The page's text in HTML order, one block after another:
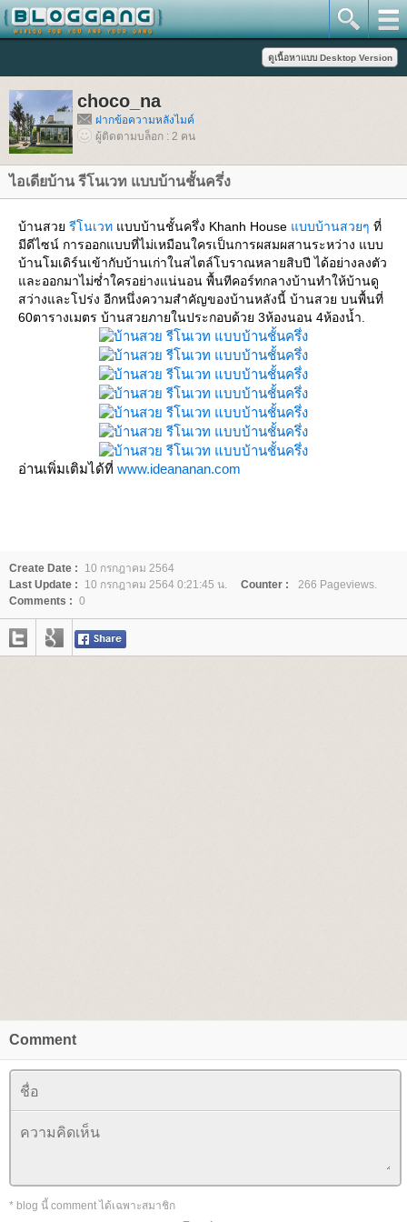
choco_na
ฝากข้อความหลังไมค์
ผู้ติดตามบล็อก : 2 คน
ไอเดียบ้าน รีโนเวท แบบบ้านชั้นครึ่ง
บ้านสว รีโนเวท บบบ้านชั้นครึ่ง Khanh House บบบ้านสวยๆ ที่
มีดีไซน์ การออกแบบที่ไม่เหมือนใครเป็นการผสมผสานระหว่าง แบบ
บ้านโมเดิร์นเข้ากับบ้านเก่าในสไตล์โบราณหลายสิบปี ได้อย่างลงตัว
ละออกมาไม่ซ่ำใครอย่างแน่นอน พื้นทีคอร์ทกลางบ้านทำให้บ้านดู
สว่างและโปร่ง อีกหนึ่งความสำคัญของบ้านหลังนี้ บ้านสวย บนพื้นที่
60ตารางเมตร บ้านสวยภายในประกอบด้วย 3ห้องนอน 4ห้องน้ำ.
อ่านเพิ่มเติมได้ที่ www.ideananan.com
Create Date :
10 กรกฎาคม 2564
Last Update :
10 กรกฎาคม 2564 0:21:45 น. Counter :
266 Pageviews.
Comments : 0
Comment
* blog นี้ comment ได้เฉพาะสมาชิก